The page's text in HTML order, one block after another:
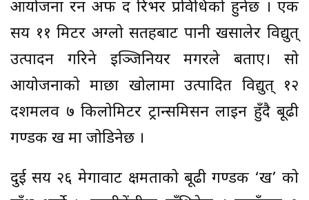
आयोजना रन अफ द रिभर प्रविधिको हुनेछ । एक
सय ११ मिटर अग्लो सतहबाट पानी खसालेर विद्युत्
उत्पादन गरिने इञ्जिनियर मगरले बताए। सो
आयोजनाको माछा खोलामा उत्पादित विद्युत् १२
दशमलव ७ किलोमिटर ट्रान्समिसन लाइन हुँदै बूढी
गण्डकी ख मा जोडिनेछ ।
दुई सय २६ मेगावाट क्षमताको बूढी गण्डकी ‘ख’ को